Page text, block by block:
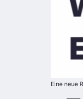
Eine neue